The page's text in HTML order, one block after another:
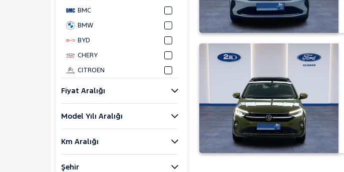
BMC
BMW
BYD
CHERY
CITROEN
DAIHATSU
FIAT
FORD
Fiyat Aralığı
Model Yılı Aralığı
Km Aralığı
Şehir